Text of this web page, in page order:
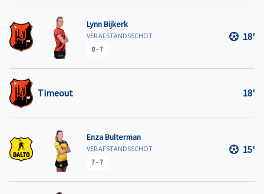
Lynn Bijkerk
VER AFSTANDSSCHOT
8-7
18'
Timeout 18'
Enza Bulterman
VER AFSTANDSSCHOT
7-7
15'